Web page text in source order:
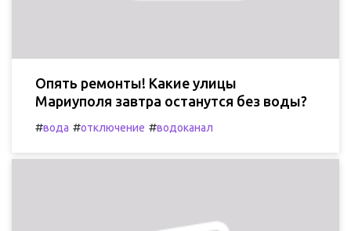
Опять ремонты! Какие улицы
Мариуполя завтра останутся без воды?
#вода #отключение #водоканал